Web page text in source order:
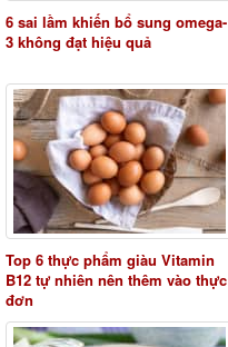
6 sai lầm khiến bổ sung omega-
3 không đạt hiệu quả
Top 6 thực phẩm giàu Vitamin
B12 tự nhiên nên thêm vào thực
đơn